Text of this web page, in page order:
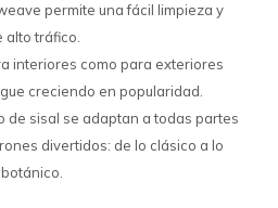
permite una fácil limpieza y
tráfico.
interiores como para exteriores
creciendo en popularidad.
de sisal se adaptan a todas partes
divertidos: de lo clásico a lo